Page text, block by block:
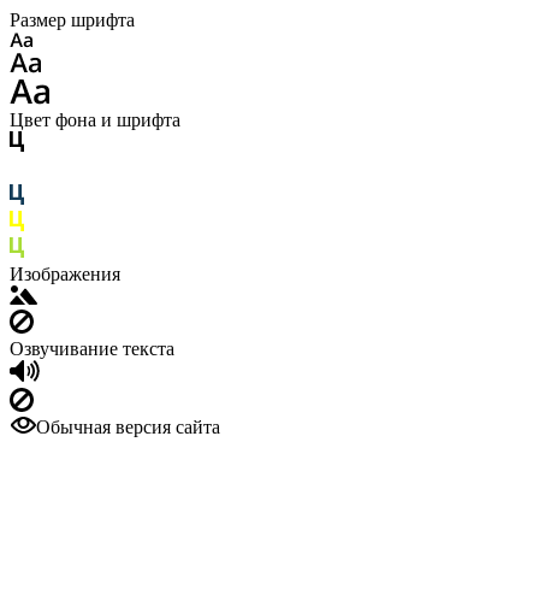
Размер шрифта
Цвет фона и шрифта
Изображения
Озвучивание текста
Обычная версия сайта